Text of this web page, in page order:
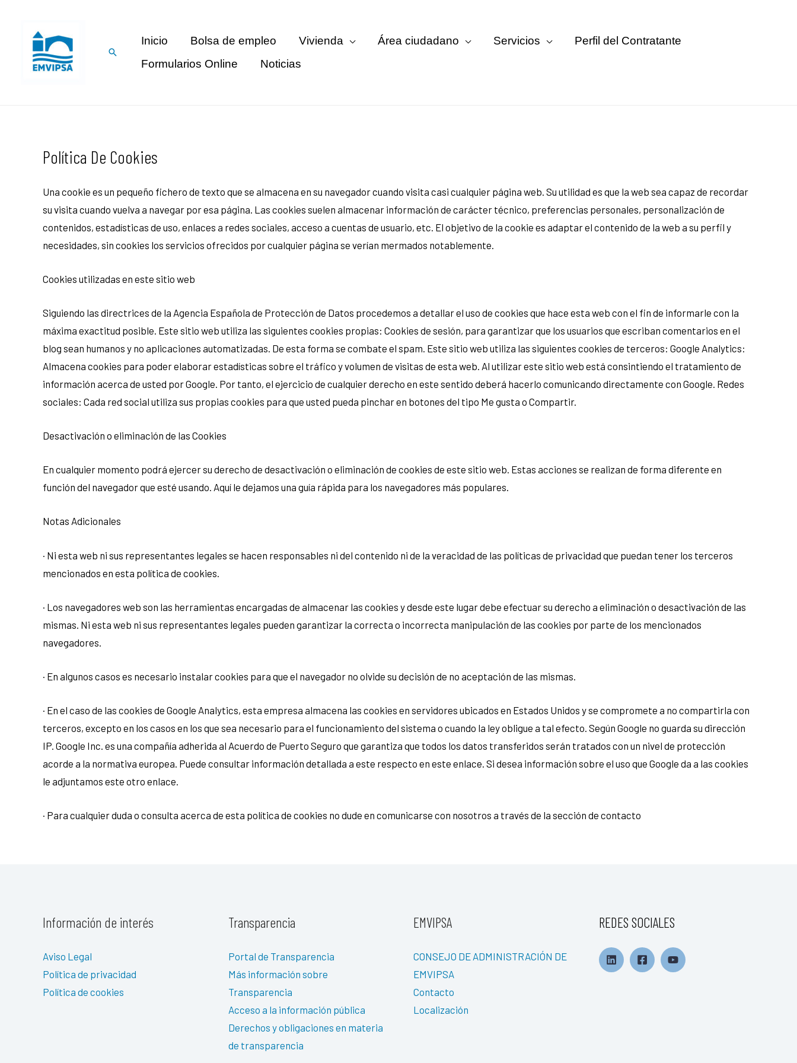
Inicio Bolsa de empleo Vivienda Área ciudadano Servicios
Perfil del Contratante
Formularios Online
Noticias
Política De Cookies
Una cookie es un pequeño fichero de texto que se almacena en su navegador cuando visita casi cualquier página web. Su utilidad es que la web sea capaz de recordar
su visita cuando vuelva a navegar por esa página. Las cookies suelen almacenar información de carácter técnico, preferencias personales, personalización de
contenidos, estadísticas de uso, enlaces a redes sociales, acceso a cuentas de usuario, etc. El objetivo de la cookie es adaptar el contenido de la web a su perfil y
necesidades, sin cookies los servicios ofrecidos por cualquier página se verían mermados notablemente.
Cookies utilizadas en este sitio web
Siguiendo las directrices de la Agencia Española de Protección de Datos procedemos a detallar el uso de cookies que hace esta web con el fin de informarle con la
máxima exactitud posible. Este sitio web utiliza las siguientes cookies propias: Cookies de sesión, para garantizar que los usuarios que escriban comentarios en el
blog sean humanos y no aplicaciones automatizadas. De esta forma se combate el spam. Este sitio web utiliza las siguientes cookies de terceros: Google Analytics:
Almacena cookies para poder elaborar estadísticas sobre el tráfico y volumen de visitas de esta web. Al utilizar este sitio web está consintiendo el tratamiento de
información acerca de usted por Google. Por tanto, el ejercicio de cualquier derecho en este sentido deberá hacerlo comunicando directamente con Google. Redes
sociales: Cada red social utiliza sus propias cookies para que usted pueda pinchar en botones del tipo Me gusta o Compartir.
Desactivación o eliminación de las Cookies
En cualquier momento podrá ejercer su derecho de desactivación o eliminación de cookies de este sitio web. Estas acciones se realizan de forma diferente en
función del navegador que esté usando. Aquí le dejamos una guía rápida para los navegadores más populares.
Notas Adicionales
· Ni esta web ni sus representantes legales se hacen responsables ni del contenido ni de la veracidad de las políticas de privacidad que puedan tener los terceros
mencionados en esta política de cookies.
· Los navegadores web son las herramientas encargadas de almacenar las cookies y desde este lugar debe efectuar su derecho a eliminación o desactivación de las
mismas. Ni esta web ni sus representantes legales pueden garantizar la correcta o incorrecta manipulación de las cookies por parte de los mencionados
navegadores.
· En algunos casos es necesario instalar cookies para que el navegador no olvide su decisión de no aceptación de las mismas.
· En el caso de las cookies de Google Analytics, esta empresa almacena las cookies en servidores ubicados en Estados Unidos y se compromete a no compartirla con
terceros, excepto en los casos en los que sea necesario para el funcionamiento del sistema o cuando la ley obligue a tal efecto. Según Google no guarda su dirección
IP. Google Inc. es una compañía adherida al Acuerdo de Puerto Seguro que garantiza que todos los datos transferidos serán tratados con un nivel de protección
acorde a la normativa europea. Puede consultar información detallada a este respecto en este enlace. Si desea información sobre el uso que Google da a las cookies
le adjuntamos este otro enlace.
· Para cualquier duda o consulta acerca de esta política de cookies no dude en comunicarse con nosotros a través de la sección de contacto
Información de interés
Aviso Legal
Política de privacidad
Política de cookies
Transparencia
Portal de Transparencia
Más información sobre
Transparencia
Acceso a la información pública
Derechos y obligaciones en materia
de transparencia
EMVIPSA
CONSEJO DE ADMINISTRACIÓN DE
EMVIPSA
Contacto
Localización
REDES SOCIALES